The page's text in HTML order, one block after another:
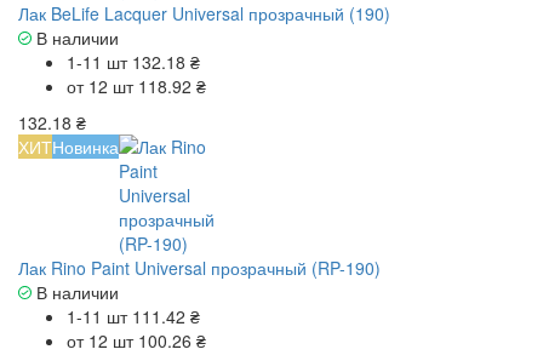
Лак BeLife Lacquer Universal прозрачный (190)
В наличии
1-11 шт 132.18 ₴
от 12 шт 118.92 ₴
132.18 ₴
ХИТНовинка
Лак Rino Paint Universal прозрачный (RP-190)
В наличии
1-11 шт 111.42 ₴
от 12 шт 100.26 ₴